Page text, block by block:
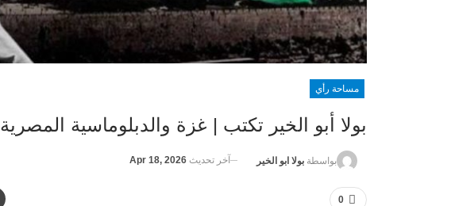
مساحة رأي
بولا أبو الخير تكتب | غزة والدبلوماسية المصرية
بواسطة بولا ابو الخير آخر تحديث Apr 18, 2026
0